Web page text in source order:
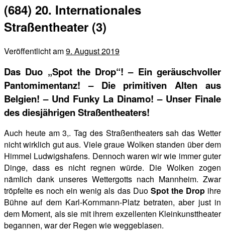
(684) 20. Internationales
Straßentheater (3)
Veröffentlicht am9. August 2019
Das Duo „Spot the Drop“! – Ein geräuschvoller
Pantomimentanz! – Die primitiven Alten aus
Belgien! – Und Funky La Dinamo! – Unser Finale
des diesjährigen Straßentheaters!
Auch heute am 3,. Tag des Straßentheaters sah das Wetter
nicht wirklich gut aus. Viele graue Wolken standen über dem
Himmel Ludwigshafens. Dennoch waren wir wie immer guter
Dinge, dass es nicht regnen würde. Die Wolken zogen
nämlich dank unseres Wettergotts nach Mannheim. Zwar
tröpfelte es noch ein wenig als das Duo Spot the Dropihre
Bühne auf dem Karl-Kornmann-Platz betraten, aber just in
dem Moment, als sie mit ihrem exzellenten Kleinkunsttheater
begannen, war der Regen wie weggeblasen.